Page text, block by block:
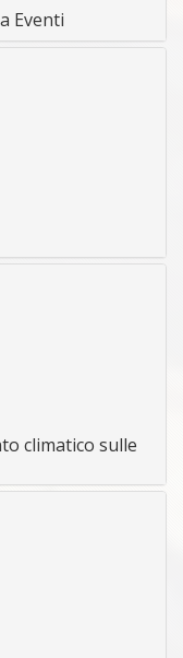
Eventi
climatico sulle